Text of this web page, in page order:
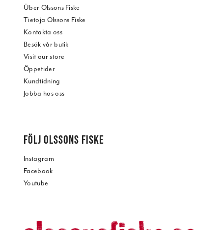
Über Olssons Fiske
Tietoja Olssons Fiske
Kontakta oss
Besök vår butik
Visit our store
Öppetider
Kundtidning
Jobba hos oss
FÖLJ OLSSONS FISKE
Instagram
Facebook
Youtube